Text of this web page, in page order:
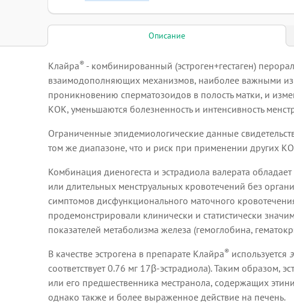
Описание
Клайра®- комбинированный (эстроген+гестаген)
взаимодополняющих механизмов, наиболее важными из
проникновению сперматозоидов в полость матки, и
КОК, уменьшаются болезненность и интенсивность
Ограниченные эпидемиологические данные
том же диапазоне, что и риск при применении других
Комбинация диеногеста и эстрадиола валерата
или длительных менструальных кровотечений без
симптомов дисфункционального маточного
продемонстрировали клинически и статистически
показателей метаболизма железа (гемоглобина,
В качестве эстрогена в препарате Клайра®используется
соответствует 0.76 мг 17β-эстрадиола). Таким образом,
или его предшественника местранола, содержащих
однако также и более выраженное действие на печень.